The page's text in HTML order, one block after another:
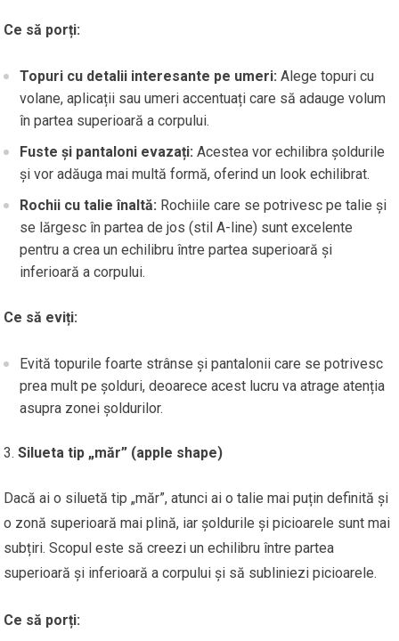
Ce să porți:
Topuri cu detalii interesante pe umeri: Alege topuri cu
volane, aplicații sau umeri accentuați care să adauge volum
în partea superioară a corpului.
Fuste și pantaloni evazați: Acestea vor echilibra șoldurile
și vor adăuga mai multă formă, oferind un look echilibrat.
Rochii cu talie înaltă: Rochiile care se potrivesc pe talie și
se lărgesc în partea de jos (stil A-line) sunt excelente
pentru a crea un echilibru între partea superioară și
inferioară a corpului.
Ce să eviți:
Evită topurile foarte strânse și pantalonii care se potrivesc
prea mult pe șolduri, deoarece acest lucru va atrage atenția
asupra zonei șoldurilor.
Silueta tip „măr” (apple shape)
Dacă ai o siluetă tip „măr”, atunci ai o talie mai puțin definită și
o zonă superioară mai plină, iar șoldurile și picioarele sunt mai
subțiri. Scopul este să creezi un echilibru între partea
superioară și inferioară a corpului și să subliniezi picioarele.
Ce să porți: